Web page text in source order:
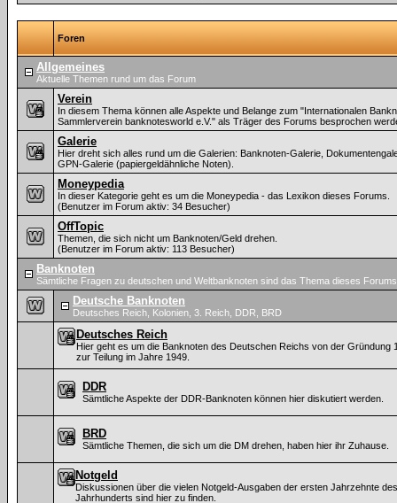
Foren
Allgemeines
Aktuelle Themen rund um das Forum
Verein
In diesem Thema können alle Aspekte und Belange zum "Internationalen
Sammlerverein banknotesworld e.V." als Träger des Forums besprochen
Galerie
Hier dreht sich alles rund um die Galerien: Banknoten-Galerie,
GPN-Galerie (papiergeldähnliche Noten).
Moneypedia
In dieser Kategorie geht es um die Moneypedia - das Lexikon dieses Forums.
(Benutzer im Forum aktiv: 34 Besucher)
OffTopic
Themen, die sich nicht um Banknoten/Geld drehen.
(Benutzer im Forum aktiv: 113 Besucher)
Banknoten
Sämtliche Fragen zu deutschen und Weltbanknoten sind das Thema dieses
Deutsche Banknoten
Deutsches Reich, Kolonien, 3. Reich, DDR, BRD
Deutsches Reich
Hier geht es um die Banknoten des Deutschen Reichs von der Gründung
zur Teilung im Jahre 1949.
DDR
Sämtliche Aspekte der DDR-Banknoten können hier diskutiert werden.
BRD
Sämtliche Themen, die sich um die DM drehen, haben hier ihr Zuhause.
Notgeld
Diskussionen über die vielen Notgeld-Ausgaben der ersten Jahrzehnte
Jahrhunderts sind hier zu finden.